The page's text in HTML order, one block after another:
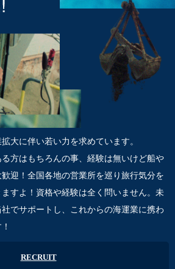
大に伴い若い力を求めています。
方はもちろんの事、経験は無いけど船や
迎！全国各地の営業所を巡り旅行気分を
すよ！資格や経験は全く問いません。未
でサポートし、これからの海運業に携わ
RECRUIT